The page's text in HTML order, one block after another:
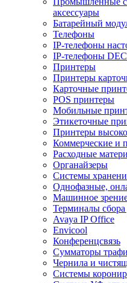
аксессуары
Батарейный
Телефоны
IP-телефоны
IP-телефоны
Принтеры
Принтеры
Карточные
POS принтеры
Мобильные
Этикеточные
Принтеры
Коммерческие и
Расходные
Органайзеры
Системы
Однофазные,
Машинное
Терминалы
Avaya IP Office
Envicool
Конференцсвязь
Сумматоры
Чернила и
Системы